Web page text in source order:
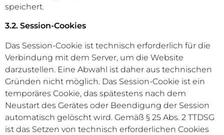
speichert.
3.2. Session-Cookies
Das Session-Cookie ist technisch erforderlich für die
Verbindung mit dem Server, um die Website
darzustellen. Eine Abwahl ist daher aus technischen
Gründen nicht möglich. Das Session-Cookie ist ein
temporäres Cookie, das spätestens nach dem
Neustart des Gerätes oder Beendigung der Session
automatisch gelöscht wird. Gemäß § 25 Abs. 2 TTDSG
ist das Setzen von technisch erforderlichen Cookies